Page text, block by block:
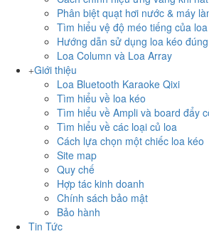
Phân biệt quạt hơi nước & máy
Tìm hiểu vệ độ méo tiếng của loa
Hướng dẫn sử dụng loa kéo
Loa Column và Loa Array
Giới thiệu
Loa Bluetooth Karaoke Qixi
Tìm hiểu về loa kéo
Tìm hiểu về Ampli và board đẩy
Tìm hiểu về các loại củ loa
Cách lựa chọn một chiếc loa kéo
Site map
Quy chế
Hợp tác kinh doanh
Chính sách bảo mật
Bảo hành
Tin Tức